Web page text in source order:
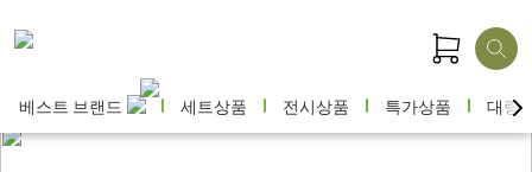
베스트 브랜드 세트상품 전시상품 특가상품 대량